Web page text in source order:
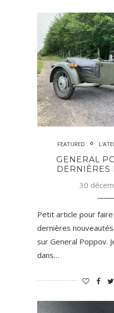
FEATURED
GENERAL
DERNIÈRES
30
Petit article pour
dernières
sur General Poppov.
dans…